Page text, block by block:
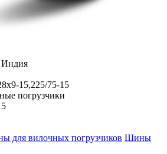
Индия
15,225/75-15
погрузчики
для вилочных погрузчиков Шины